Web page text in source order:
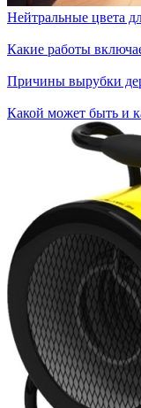
Нейтральные цвета
Какие работы
Причины вырубки
Какой может быть и